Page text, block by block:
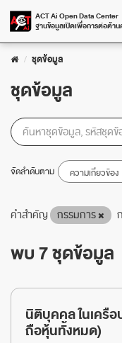
Skip
ACT Ai Open Data Center
ฐานข้อมูลเปิดเพื่อการต่อต้า
ชุดข้อมูล
ชุดข้อมูล
จัดลำดับตาม
คำสำคัญ กรรมการ
พบ 7 ชุดข้อมูล
นิติบุคคล ในเครื
ถือหุ้นทั้งหมด)